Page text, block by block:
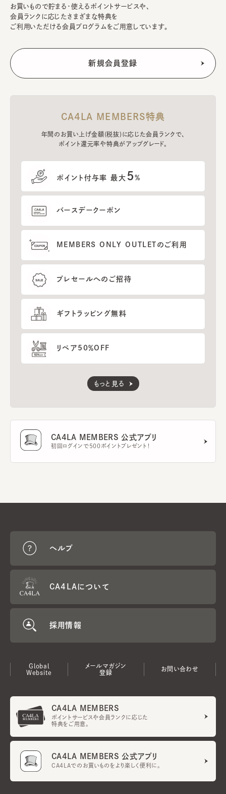
お買いもので貯まる・使えるポイントサービスや、
会員ランクに応じたさまざまな特典を
ご利用いただける会員プログラムをご用意しています。
CA4LA MEMBERS特典
年間のお買い上げ金額(税抜)に応じた会員ランクで、
ポイント還元率や特典がアップグレード。
ポイント付与率 最大 5%
バースデークーポン
MEMBERS ONLY OUTLETのご利用
プレセールへのご招待
ギフトラッピング無料
リペア50％OFF
もっと見る
CA4LA MEMBERS 公式アプリ
初回ログインで500ポイントプレゼント！
ヘルプ
CA4LAについて
採用情報
Global
Website
メールマガジン
登録
お問い合わせ
CA4LA MEMBERS
ポイントサービスや会員ランクに応じた
特典をご用意。
CA4LA MEMBERS 公式アプリ
CA4LAでのお買いものをより楽しく便利に。